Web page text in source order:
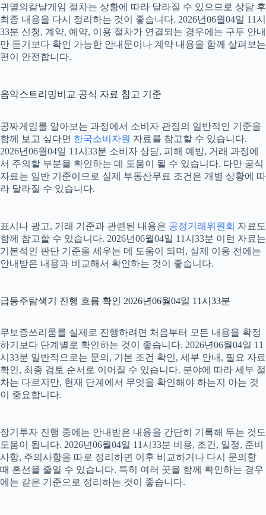
귀멸의칼날게임 절차는 상황에 따라 달라질 수 있으므로 상담 후
최종 내용을 다시 정리하는 것이 좋습니다. 2026년06월04일 11시
33분 신청, 계약, 예약, 이용 절차가 연결되는 경우에는 구두 안내
만 듣기보다 확인 가능한 안내문이나 계약 내용을 함께 살펴보는
편이 안전합니다.
음악스트리밍비교 공식 자료 참고 기준
공짜게임를 알아보는 과정에서 소비자 관점의 일반적인 기준을
함께 보고 싶다면 한국소비자원 자료를 참고할 수 있습니다.
2026년06월04일 11시33분 소비자 상담, 피해 예방, 거래 과정에
서 주의할 부분을 확인하는 데 도움이 될 수 있습니다. 다만 공식
자료는 일반 기준이므로 실제 부동산무료 조건은 개별 상황에 따
라 달라질 수 있습니다.
표시나 광고, 거래 기준과 관련된 내용은 공정거래위원회 자료도
함께 참고할 수 있습니다. 2026년06월04일 11시33분 이런 자료는
기본적인 판단 기준을 세우는 데 도움이 되며, 실제 이용 전에는
안내받은 내용과 비교해서 확인하는 것이 좋습니다.
급등주탐색기 진행 흐름 확인 2026년06월04일 11시33분
무보증쓰리룸를 실제로 진행하려면 처음부터 모든 내용을 확정
하기보다 단계별로 확인하는 것이 좋습니다. 2026년06월04일 11
시33분 일반적으로는 문의, 기본 조건 확인, 세부 안내, 필요 자료
확인, 최종 검토 순서로 이어질 수 있습니다. 분야에 따라 세부 절
차는 다르지만, 현재 단계에서 무엇을 확인해야 하는지 아는 것
이 중요합니다.
장기투자 진행 중에는 안내받은 내용을 간단히 기록해 두는 것도
도움이 됩니다. 2026년06월04일 11시33분 비용, 조건, 일정, 준비
사항, 주의사항을 따로 정리하면 이후 비교하거나 다시 문의할
때 혼선을 줄일 수 있습니다. 특히 여러 곳을 함께 확인하는 경우
에는 같은 기준으로 정리하는 것이 좋습니다.